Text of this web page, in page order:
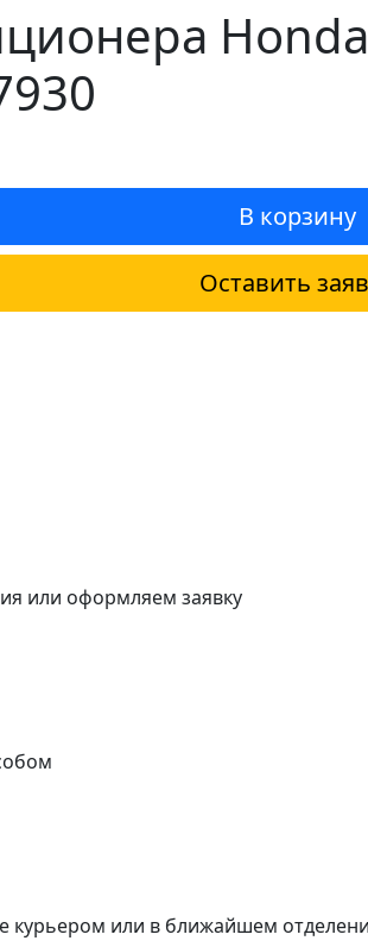
В корзину
Оставить
или оформляем заявку
курьером или в ближайшем